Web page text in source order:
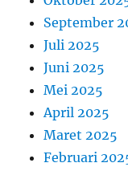
September
Juli 2025
Juni 2025
Mei 2025
April 2025
Maret 2025
Februari